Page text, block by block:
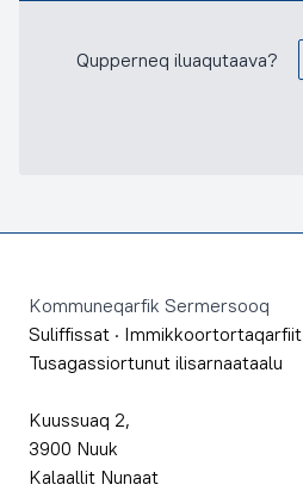
Qupperneq iluaqutaava?
Kommuneqarfik Sermersooq
Suliffissat · Immikkoortortaqarfiit
Tusagassiortunut ilisarnaataalu
Kuussuaq 2,
3900 Nuuk
Kalaallit Nunaat